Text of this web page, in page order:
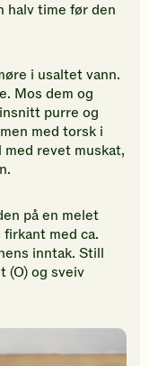
halv time før den
i usaltet vann.
Mos dem og
purre og
med torsk i
revet muskat,
på en melet
med ca.
inntak. Still
(O) og sveiv